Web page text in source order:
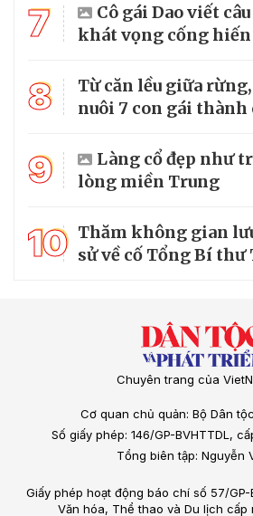
7
Cô gái Dao viết
khát vọng cống hiến
8
Từ căn lều giữa
nuôi 7 con gái thành
9
Làng cổ đẹp như
lòng miền Trung
10 Thăm không gian
sử về cố Tổng Bí
Chuyên trang của
Cơ quan chủ quản: Bộ Dân
Số giấy phép: 146/GP-BVHTTDL,
Tổng biên tập: Nguyễn
Giấy phép hoạt động báo chí số 57/
Văn hóa, Thể thao và Du lịch cấp